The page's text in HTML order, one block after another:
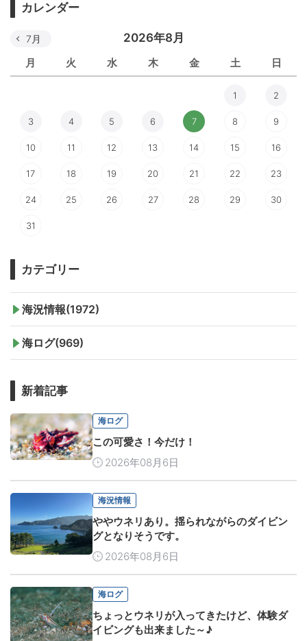
カレンダー
2026年8月
月 火 水 木 金 土 日
7月
1 2
3 4 5 6 7 8 9
10 11 12 13 14 15 16
17 18 19 20 21 22 23
24 25 26 27 28 29 30
31
カテゴリー
海況情報(1972)
海ログ(969)
新着記事
海ログ
この可愛さ！今だけ！
2026年08月6日
海況情報
ややウネリあり。揺られながらのダイビン
グとなりそうです。
2026年08月6日
海ログ
ちょっとウネリが入ってきたけど、体験ダ
イビングも出来ました～♪